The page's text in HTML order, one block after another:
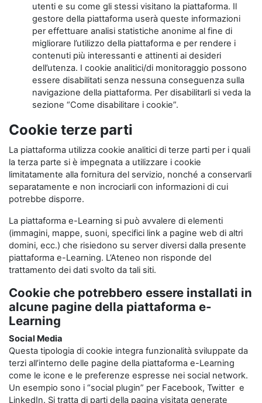
utenti e su come gli stessi visitano la piattaforma. Il
gestore della piattaforma userà queste informazioni
per effettuare analisi statistiche anonime al fine di
migliorare l’utilizzo della piattaforma e per rendere i
contenuti più interessanti e attinenti ai desideri
dell’utenza. I cookie analitici/di monitoraggio possono
essere disabilitati senza nessuna conseguenza sulla
navigazione della piattaforma. Per disabilitarli si veda la
sezione “Come disabilitare i cookie”.
Cookie terze parti
La piattaforma utilizza cookie analitici di terze parti per i quali
la terza parte si è impegnata a utilizzare i cookie
limitatamente alla fornitura del servizio, nonché a conservarli
separatamente e non incrociarli con informazioni di cui
potrebbe disporre.
La piattaforma e-Learning si può avvalere di elementi
(immagini, mappe, suoni, specifici link a pagine web di altri
domini, ecc.) che risiedono su server diversi dalla presente
piattaforma e-Learning. L’Ateneo non risponde del
trattamento dei dati svolto da tali siti.
Cookie che potrebbero essere installati in
alcune pagine della piattaforma e-
Learning
Social Media
Questa tipologia di cookie integra funzionalità sviluppate da
terzi all’interno delle pagine della piattaforma e-Learning
come le icone e le preferenze espresse nei social network.
Un esempio sono i “social plugin” per Facebook, Twitter e
LinkedIn. Si tratta di parti della pagina visitata generate